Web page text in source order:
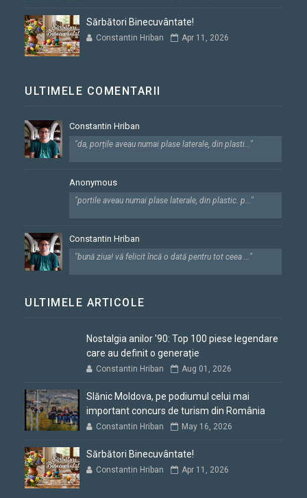
Sărbători Binecuvântate!
Constantin Hriban Apr 11, 2026
ULTIMELE COMENTARII
Constantin Hriban
"da, porțile aveau numai plase laterale, din plasti..."
Anonymous
"portile aveau numai plase laterale, din plastic. p..."
Constantin Hriban
"bună ziua! vă felicit încă o dată pentru tot ceea ..."
ULTIMELE ARTICOLE
Nostalgia anilor '90: Top 100 piese legendare
care au definit o generație
Constantin Hriban Aug 01, 2026
Slănic Moldova, pe podiumul celui mai
important concurs de turism din România
Constantin Hriban May 16, 2026
Sărbători Binecuvântate!
Constantin Hriban Apr 11, 2026